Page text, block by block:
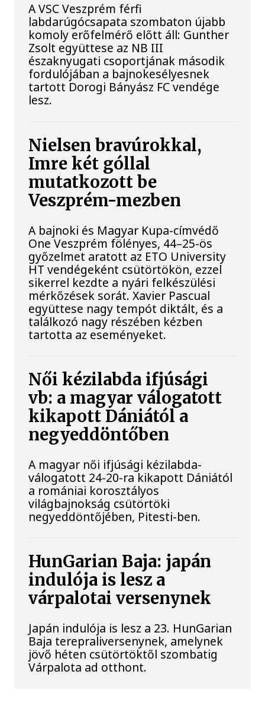
A VSC Veszprém férfi
labdarúgócsapata szombaton újabb
komoly erőfelmérő előtt áll: Gunther
Zsolt együttese az NB III
északnyugati csoportjának második
fordulójában a bajnokesélyesnek
tartott Dorogi Bányász FC vendége
lesz.
Nielsen bravúrokkal,
Imre két góllal
mutatkozott be
Veszprém-mezben
A bajnoki és Magyar Kupa-címvédő
One Veszprém fölényes, 44–25-ös
győzelmet aratott az ETO University
HT vendégeként csütörtökön, ezzel
sikerrel kezdte a nyári felkészülési
mérkőzések sorát. Xavier Pascual
együttese nagy tempót diktált, és a
találkozó nagy részében kézben
tartotta az eseményeket.
Női kézilabda ifjúsági
vb: a magyar válogatott
kikapott Dániától a
negyeddöntőben
A magyar női ifjúsági kézilabda-
válogatott 24-20-ra kikapott Dániától
a romániai korosztályos
világbajnokság csütörtöki
negyeddöntőjében, Pitesti-ben.
HunGarian Baja: japán
indulója is lesz a
várpalotai versenynek
Japán indulója is lesz a 23. HunGarian
Baja terepraliversenynek, amelynek
jövő héten csütörtöktől szombatig
Várpalota ad otthont.